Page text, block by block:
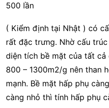
500 lần
( Kiểm định tại Nhật ) có
rất đặc trưng. Nhờ cấu
diện tích bề mặt của tất
800 – 1300m2/g nên than
mạnh. Bề mặt hấp phụ
càng nhỏ thì tính hấp phụ